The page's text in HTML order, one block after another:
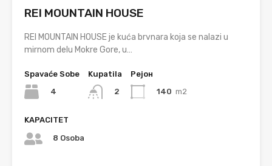
REI MOUNTAIN HOUSE
REI MOUNTAIN HOUSE je kuća brvnara koja se nalazi u
mirnom delu Mokre Gore, u…
Spavaće Sobe
4
Kupatila
2
Рејон
140 m2
KAPACITET
8 Osoba